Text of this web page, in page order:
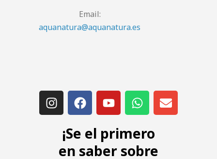
Email:
aquanatura@aquanatura.es
¡Se el primero
en saber sobre